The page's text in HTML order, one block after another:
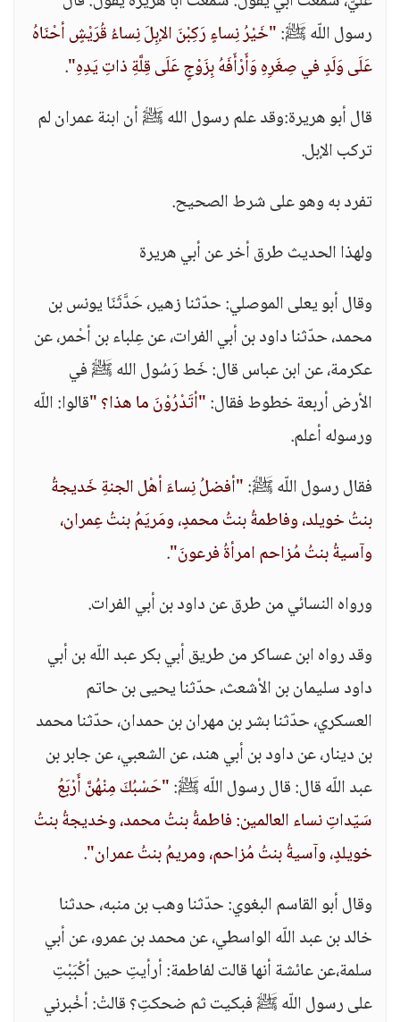
رسول اللّه ﷺ:"خَيْرُ نِساءٍ رَكِبْنَ الإبِلَ نِساءُ قُرَيْشٍ أحْنَاهُ
عَلَى وَلَدٍ في صِغَرِهِ وَأَرْأَفَهُ بِزَوْجٍ عَلَى قِلَّةِ ذاتِ يَدِهِ".
قال أبو هريرة:وقد علم رسول الله ﷺ أن ابنة عمران لم
تركب الإبل.
تفرد به وهو على شرط الصحيح.
ولهذا الحديث طرق أخر عن أبي هريرة
وقال أبو يعلى الموصلي: حدّثنا زهير، حَدَّثَنَا يونس بن
محمد، حدّثنا داود بن أبي الفرات، عن عِلباء بن أحْمر، عن
عكرمة، عن ابن عباس قال: خَط رَسُول الله ﷺ في
الأرض أربعة خطوط فقال:"أتَدْرُوْنَ ما هذا؟ "قالوا: اللّه
ورسوله أعلم.
فقال رسول اللّه ﷺ:"أفضلُ نِساءَ أهْل الجنةِ خَديجةُ
بنتُ خويلد، وفاطمةُ بنتُ محمدٍ، ومَريَمُ بنتُ عِمران،
وآسيةُ بنتُ مُزاحم امرأةُ فرعونَ".
ورواه النسائي من طرق عن داود بن أبي الفرات.
وقد رواه ابن عساكر من طريق أبي بكر عبد اللّه بن أبي
داود سليمان بن الأشعث، حدّثنا يحيى بن حاتم
العسكري، حدّثنا بشر بن مهران بن حمدان، حدّثنا محمد
بن دينار، عن داود بن أبي هند، عن الشعبي، عن جابر بن
عبد اللّه قال: قال رسول اللّه ﷺ:"حَسْبُكَ مِنْهُنَّ أَرْبَعُ
سَيّداتِ نساء العالمين: فاطمةُ بنتُ محمد، وخديجةُ بنتُ
خويلدٍ، وآسيةُ بنتُ مُزاحم، ومريمُ بنتُ عمران".
وقال أبو القاسم البغوي: حدّثنا وهب بن منبه، حدثنا
خالد بن عبد اللّه الواسطي، عن محمد بن عمرو، عن أبي
سلمة،عن عائشة أنها قالت لفاطمة: أرأيتِ حين أكْبَبْتِ
على رسول اللّه ﷺ فبكيت ثم ضحكتِ؟ قالتْ: أخْبرني